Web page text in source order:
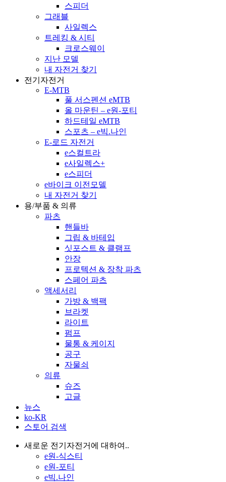
스피더
그래블
사일렉스
트레킹 & 시티
크로스웨이
지난 모델
내 자전거 찾기
전기자전거
E-MTB
풀 서스펜션 eMTB
올 마운틴 – e원-포티
하드테일 eMTB
스포츠 – e빅.나인
E-로드 자전거
e스컬트라
e사일렉스+
e스피더
e바이크 이전모델
내 자전거 찾기
용/부품 & 의류
파츠
핸들바
그립 & 바테입
싯포스트 & 클램프
안장
프로텍션 & 장착 파츠
스페어 파츠
액세서리
가방 & 백팩
브라켓
라이트
펌프
물통 & 케이지
공구
자물쇠
의류
슈즈
고글
뉴스
ko-KR
스토어 검색
새로운 전기자전거에 대하여..
e원-식스티
e원-포티
e빅.나인